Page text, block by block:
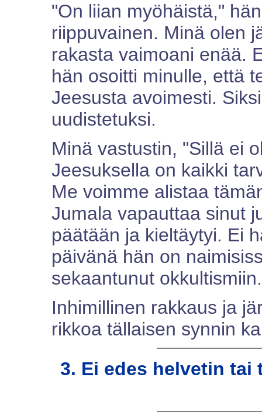
"On liian myöhäistä,"
riippuvainen. Minä olen
rakasta vaimoani enää.
hän osoitti minulle, että
Jeesusta avoimesti.
uudistetuksi.
Minä vastustin, "Sillä ei
Jeesuksella on kaikki
Me voimme alistaa
Jumala vapauttaa sinut
päätään ja kieltäytyi. Ei
päivänä hän on
sekaantunut
Inhimillinen rakkaus ja
rikkoa tällaisen synnin
3. Ei edes helvetin